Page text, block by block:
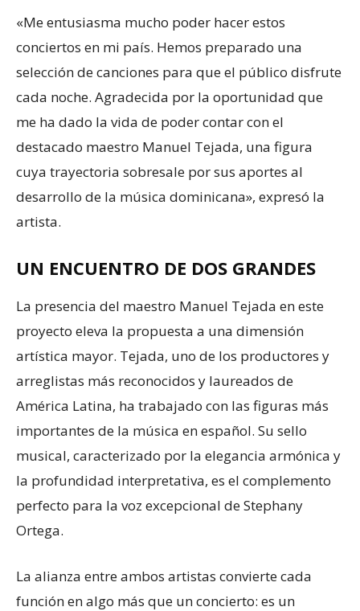
«Me entusiasma mucho poder hacer estos
conciertos en mi país. Hemos preparado una
selección de canciones para que el público disfrute
cada noche. Agradecida por la oportunidad que
me ha dado la vida de poder contar con el
destacado maestro Manuel Tejada, una figura
cuya trayectoria sobresale por sus aportes al
desarrollo de la música dominicana», expresó la
artista.
UN ENCUENTRO DE DOS GRANDES
La presencia del maestro Manuel Tejada en este
proyecto eleva la propuesta a una dimensión
artística mayor. Tejada, uno de los productores y
arreglistas más reconocidos y laureados de
América Latina, ha trabajado con las figuras más
importantes de la música en español. Su sello
musical, caracterizado por la elegancia armónica y
la profundidad interpretativa, es el complemento
perfecto para la voz excepcional de Stephany
Ortega.
La alianza entre ambos artistas convierte cada
función en algo más que un concierto: es un